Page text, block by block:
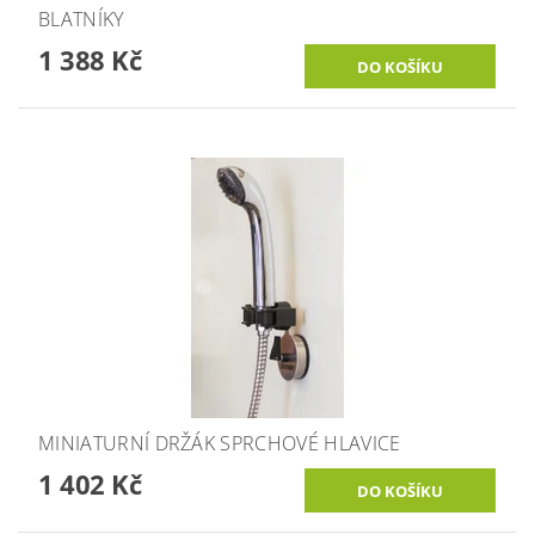
BLATNÍKY
1 388 Kč
MINIATURNÍ DRŽÁK SPRCHOVÉ HLAVICE
1 402 Kč